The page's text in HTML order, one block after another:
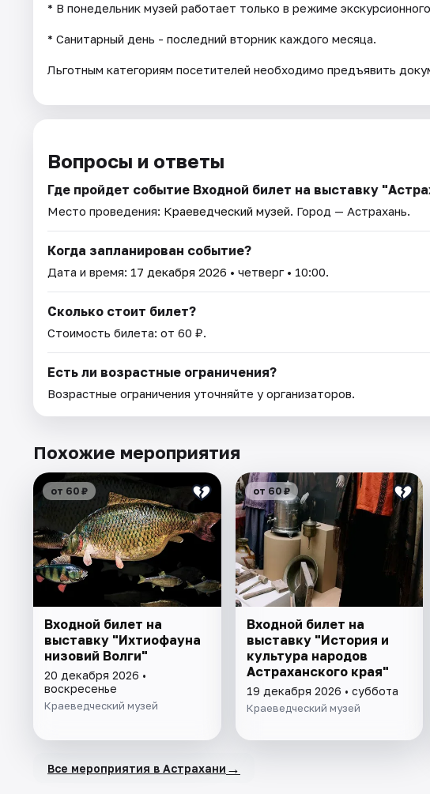
* В понедельник музей работает только в режиме
* Санитарный день - последний вторник каждого месяца.
Льготным категориям посетителей необходимо предъявить
Вопросы и ответы
Где пройдет событие Входной билет на выставку
Место проведения: Краеведческий музей. Город — Астрахань.
Когда запланирован событие?
Дата и время: 17 декабря 2026 • четверг • 10:00.
Сколько стоит билет?
Стоимость билета: от 60 ₽.
Есть ли возрастные ограничения?
Возрастные ограничения уточняйте у организаторов.
Похожие мероприятия
от 60 ₽
Входной билет на
выставку "Ихтиофауна
низовий Волги"
20 декабря 2026 •
воскресенье
Краеведческий музей
от 60 ₽
Входной билет на
выставку "История и
культура народов
Астраханского края"
19 декабря 2026 • суббота
Краеведческий музей
Все мероприятия в Астрахани →